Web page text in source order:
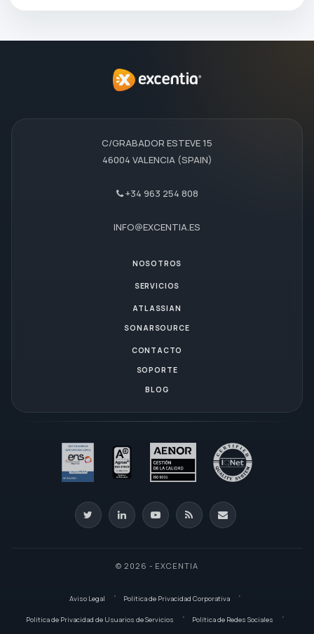
C/GRABADOR ESTEVE 15
46004 VALENCIA (SPAIN)
+34 963 254 808
INFO@EXCENTIA.ES
NOSOTROS
SERVICIOS
ATLASSIAN
SONARSOURCE
CONTACTO
SOPORTE
BLOG
© 2026 - EXCENTIA
Aviso Legal Política de Privacidad Corporativa
Política de Privacidad de Usuarios de Servicios Política de Redes Sociales